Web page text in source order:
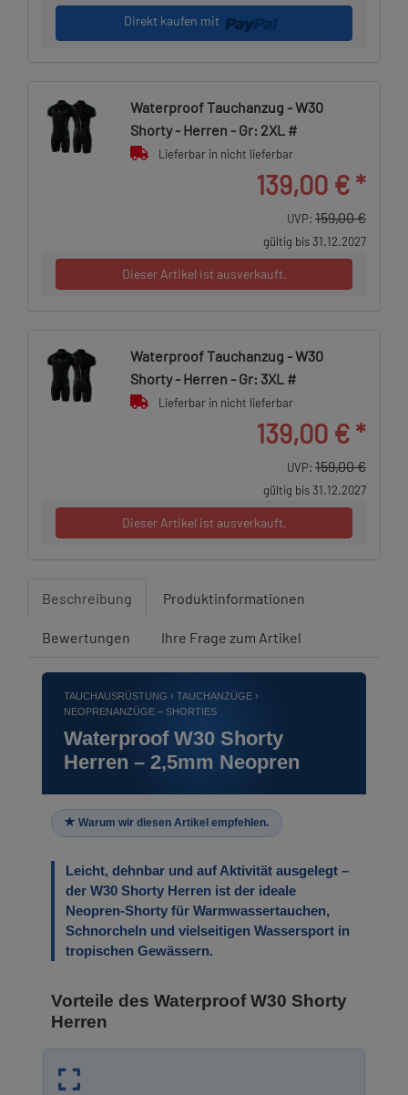
Direkt kaufen mit
Waterproof Tauchanzug - W30
Shorty - Herren - Gr: 2XL #
Lieferbar in nicht lieferbar
139,00 € *
UVP: 159,00 €
gültig bis 31.12.2027
Dieser Artikel ist ausverkauft.
Waterproof Tauchanzug - W30
Shorty - Herren - Gr: 3XL #
Lieferbar in nicht lieferbar
139,00 € *
UVP: 159,00 €
gültig bis 31.12.2027
Dieser Artikel ist ausverkauft.
Beschreibung Produktinformationen
Bewertungen Ihre Frage zum Artikel
TAUCHAUSRÜSTUNG › TAUCHANZÜGE ›
NEOPRENANZÜGE – SHORTIES
Waterproof W30 Shorty
Herren – 2,5mm Neopren
Warum wir diesen Artikel empfehlen.
Leicht, dehnbar und auf Aktivität ausgelegt –
der W30 Shorty Herren ist der ideale
Neopren-Shorty für Warmwassertauchen,
Schnorcheln und vielseitigen Wassersport in
tropischen Gewässern.
Vorteile des Waterproof W30 Shorty
Herren